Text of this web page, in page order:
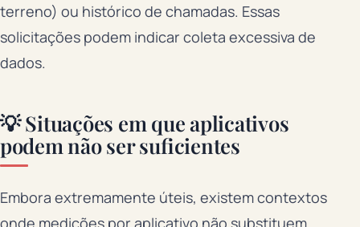
terreno) ou histórico de chamadas. Essas
solicitações podem indicar coleta excessiva de
dados.
💡 Situações em que aplicativos
podem não ser suficientes
Embora extremamente úteis, existem contextos
onde medições por aplicativo não substituem